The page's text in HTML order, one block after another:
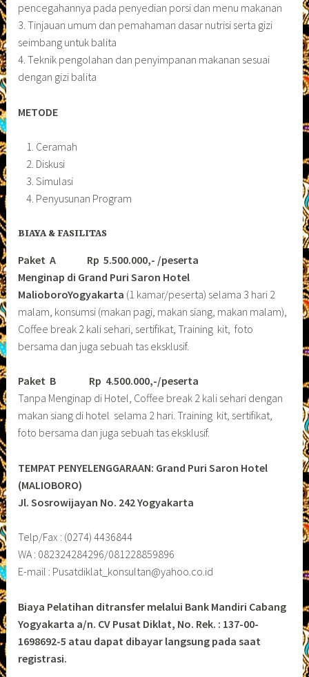
pencegahannya pada penyedian porsi dan menu makanan
3. Tinjauan umum dan pemahaman dasar nutrisi serta gizi
seimbang untuk balita
4. Teknik pengolahan dan penyimpanan makanan sesuai
dengan gizi balita
METODE
Ceramah
Diskusi
Simulasi
Penyusunan Program
BIAYA & FASILITAS
Paket A Rp 5.500.000,- /peserta
Menginap di Grand Puri Saron Hotel
MalioboroYogyakarta (1 kamar/peserta) selama 3 hari 2
malam, konsumsi (makan pagi, makan siang, makan malam),
Coffee break 2 kali sehari, sertifikat, Training kit, foto
bersama dan juga sebuah tas eksklusif.
Paket B
Rp 4.500.000,-/peserta
Tanpa Menginap di Hotel, Coffee break 2 kali sehari dengan
makan siang di hotel selama 2 hari. Training kit, sertifikat,
foto bersama dan juga sebuah tas eksklusif.
TEMPAT PENYELENGGARAAN: Grand Puri Saron Hotel
(MALIOBORO)
Jl. Sosrowijayan No. 242 Yogyakarta
Telp/Fax : (0274) 4436844
WA : 082324284296/081228859896
E-mail : Pusatdiklat_konsultan@yahoo.co.id
Biaya Pelatihan ditransfer melalui Bank Mandiri Cabang
Yogyakarta a/n. CV Pusat Diklat, No. Rek. : 137-00-
1698692-5 atau dapat dibayar langsung pada saat
registrasi.